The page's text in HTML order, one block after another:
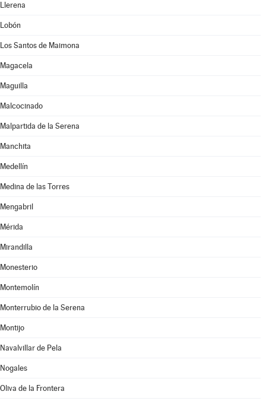
Llerena
Lobón
Los Santos de Maimona
Magacela
Maguilla
Malcocinado
Malpartida de la Serena
Manchita
Medellín
Medina de las Torres
Mengabril
Mérida
Mirandilla
Monesterio
Montemolín
Monterrubio de la Serena
Montijo
Navalvillar de Pela
Nogales
Oliva de la Frontera